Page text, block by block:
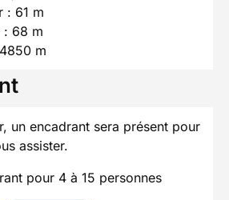
: 61 m
: 68 m
m
un encadrant sera présent pour
assister.
pour 4 à 15 personnes